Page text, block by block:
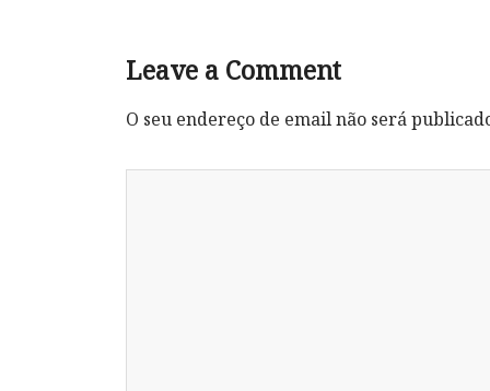
Leave a Comment
O seu endereço de email não será